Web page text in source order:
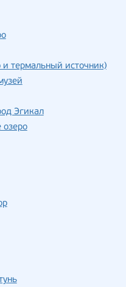
и термальный источник)
Эгикал
озеро